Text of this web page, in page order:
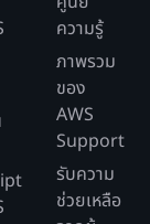
ความรู้
ภาพรวม
ของ
AWS
Support
รับความ
ช่วยเหลือ